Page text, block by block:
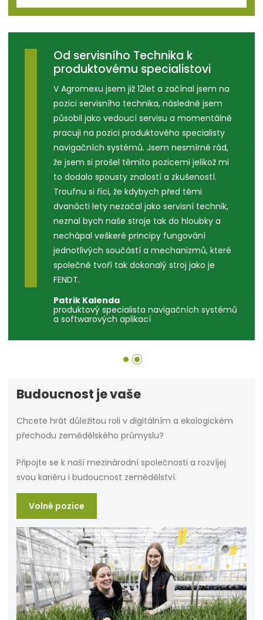
Ze skladnice vedoucí pobočky
Jsem hrdá na svůj kariérní a profesní růst ve
společnosti. Je cenné být součástí
dynamické a neustále se rozvíjející
společnosti a skupiny, která umožňuje
osobní růst a svěřuje odpovědnost s
Silvie Holečková
Od servisního Technika k
produktovému specialistovi
V Agromexu jsem již 12let a začínal jsem na
pozici servisního technika, následně jsem
působil jako vedoucí servisu a momentálně
pracuji na pozici produktového specialisty
navigačních systémů. Jsem nesmírně rád,
že jsem si prošel těmito pozicemi jelikož mi
to dodalo spousty znalostí a zkušeností.
Troufnu si říci, že kdybych před těmi
dvanácti lety nezačal jako servisní technik,
neznal bych naše stroje tak do hloubky a
nechápal veškeré principy fungování
jednotlivých součástí a mechanizmů, které
společně tvoří tak dokonalý stroj jako je
FENDT.
Patrik Kalenda
produktový specialista navigačních systémů
a softwarových aplikací
Budoucnost je vaše
Chcete hrát důležitou roli v digitálním a ekologickém
přechodu zemědělského průmyslu?
Připojte se k naší mezinárodní společnosti a rozvíjej
svou kariéru i budoucnost zemědělství.
Volné pozice